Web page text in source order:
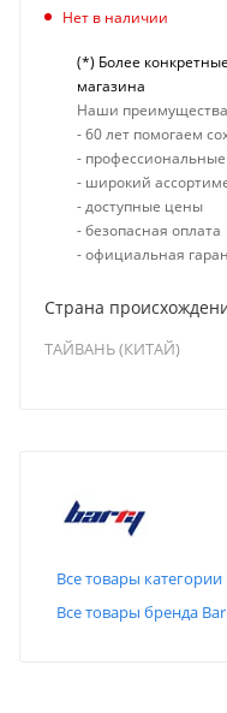
Нет в наличии
(*) Более
магазина
Наши
- 60 лет помогаем
-
- широкий
- доступные цены
- безопасная оплата
- официальная
Страна
ТАЙВАНЬ (КИТАЙ)
Все товары категории
Все товары бренда